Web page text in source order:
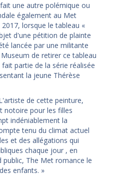
une autre polémique ou
également au Met
lorsque le tableau «
d'une pétition de plainte
lancée par une militante
de retirer ce tableau
partie de la série réalisée
la jeune Thérèse
de cette peinture,
notoire pour les filles
indéniablement la
tenu du climat actuel
et des allégations qui
chaque jour , en
The Met romance le
enfants. »